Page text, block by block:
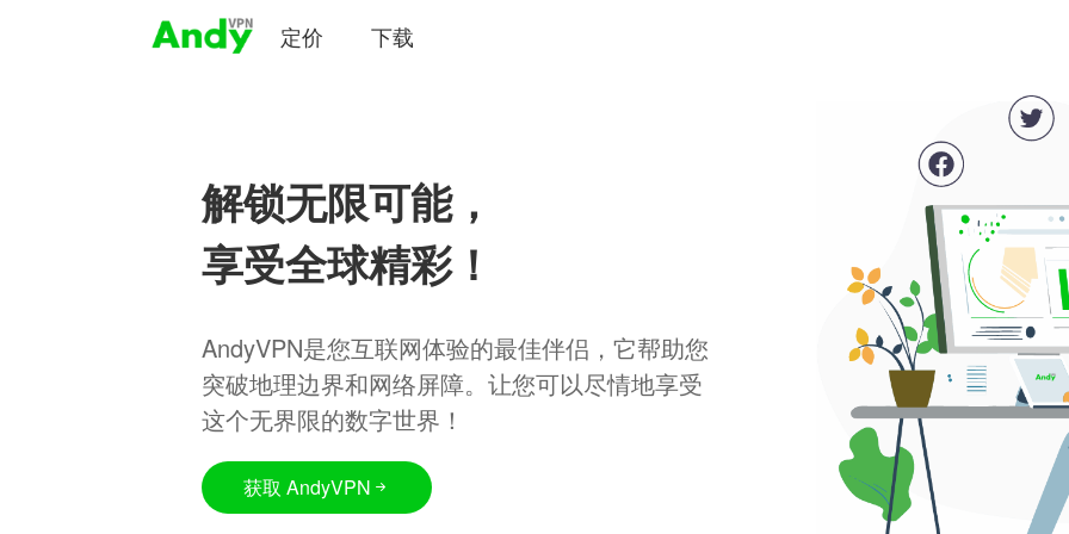
定价 下载
解锁无限可能，
享受全球精彩！
AndyVPN是您互联网体验的最佳伴侣，它帮助您
突破地理边界和网络屏障。让您可以尽情地享受
这个无界限的数字世界！
获取 AndyVPN